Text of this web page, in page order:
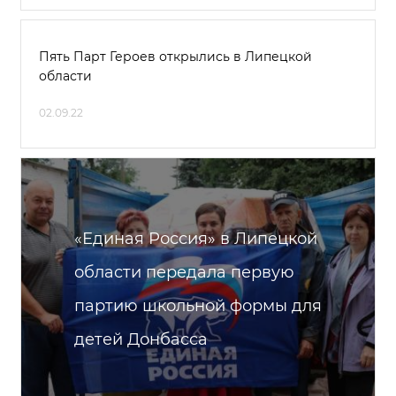
Пять Парт Героев открылись в Липецкой
области
02.09.22
«Единая Россия» в Липецкой
области передала первую
партию школьной формы для
детей Донбасса